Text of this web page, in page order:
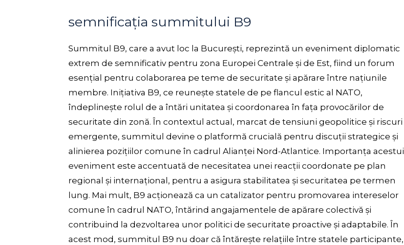
semnificația summitului B9
Summitul B9, care a avut loc la București, reprezintă un eveniment diplomatic
extrem de semnificativ pentru zona Europei Centrale și de Est, fiind un forum
esențial pentru colaborarea pe teme de securitate și apărare între națiunile
membre. Inițiativa B9, ce reunește statele de pe flancul estic al NATO,
îndeplinește rolul de a întări unitatea și coordonarea în fața provocărilor de
securitate din zonă. În contextul actual, marcat de tensiuni geopolitice și riscuri
emergente, summitul devine o platformă crucială pentru discuții strategice și
alinierea pozițiilor comune în cadrul Alianței Nord-Atlantice. Importanța acestui
eveniment este accentuată de necesitatea unei reacții coordonate pe plan
regional și internațional, pentru a asigura stabilitatea și securitatea pe termen
lung. Mai mult, B9 acționează ca un catalizator pentru promovarea intereselor
comune în cadrul NATO, întărind angajamentele de apărare colectivă și
contribuind la dezvoltarea unor politici de securitate proactive și adaptabile. În
acest mod, summitul B9 nu doar că întărește relațiile între statele participante,